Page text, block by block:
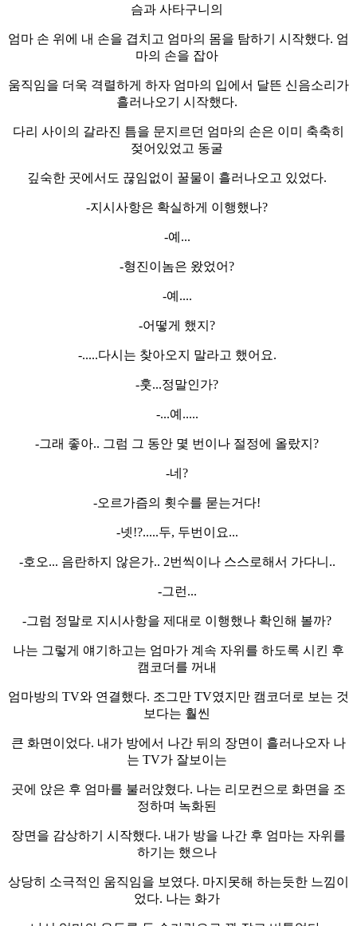
슴과 사타구니의
엄마 손 위에 내 손을 겹치고 엄마의 몸을 탐하기 시작했다. 엄
마의 손을 잡아
움직임을 더욱 격렬하게 하자 엄마의 입에서 달뜬 신음소리가
흘러나오기 시작했다.
다리 사이의 갈라진 틈을 문지르던 엄마의 손은 이미 축축히
젖어있었고 동굴
깊숙한 곳에서도 끊임없이 꿀물이 흘러나오고 있었다.
-지시사항은 확실하게 이행했나?
-예...
-형진이놈은 왔었어?
-예....
-어떻게 했지?
-.....다시는 찾아오지 말라고 했어요.
-훗...정말인가?
-...예.....
-그래 좋아.. 그럼 그 동안 몇 번이나 절정에 올랐지?
-네?
-오르가즘의 횟수를 묻는거다!
-넷!?.....두, 두번이요...
-호오... 음란하지 않은가.. 2번씩이나 스스로해서 가다니..
-그런...
-그럼 정말로 지시사항을 제대로 이행했나 확인해 볼까?
나는 그렇게 얘기하고는 엄마가 계속 자위를 하도록 시킨 후
캠코더를 꺼내
엄마방의 TV와 연결했다. 조그만 TV였지만 캠코더로 보는 것
보다는 훨씬
큰 화면이었다. 내가 방에서 나간 뒤의 장면이 흘러나오자 나
는 TV가 잘보이는
곳에 앉은 후 엄마를 불러앉혔다. 나는 리모컨으로 화면을 조
정하며 녹화된
장면을 감상하기 시작했다. 내가 방을 나간 후 엄마는 자위를
하기는 했으나
상당히 소극적인 움직임을 보였다. 마지못해 하는듯한 느낌이
었다. 나는 화가